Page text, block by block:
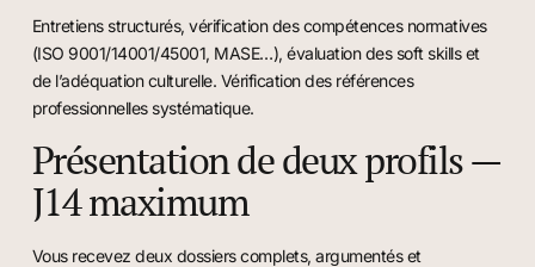
Entretiens structurés, vérification des compétences normatives
(ISO 9001/14001/45001, MASE…), évaluation des soft skills et
de l’adéquation culturelle. Vérification des références
professionnelles systématique.
Présentation de deux profils —
J14 maximum
Vous recevez deux dossiers complets, argumentés et